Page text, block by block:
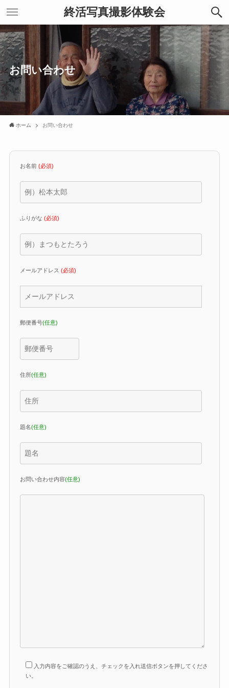
終活写真撮影体験会
お問い合わせ
ホーム お問い合わせ
お名前 (必須)
ふりがな (必須)
メールアドレス (必須)
郵便番号(任意)
住所(任意)
題名(任意)
お問い合わせ内容(任意)
入力内容をご確認のうえ、チェックを入れ送信ボタンを押してくださ
い。